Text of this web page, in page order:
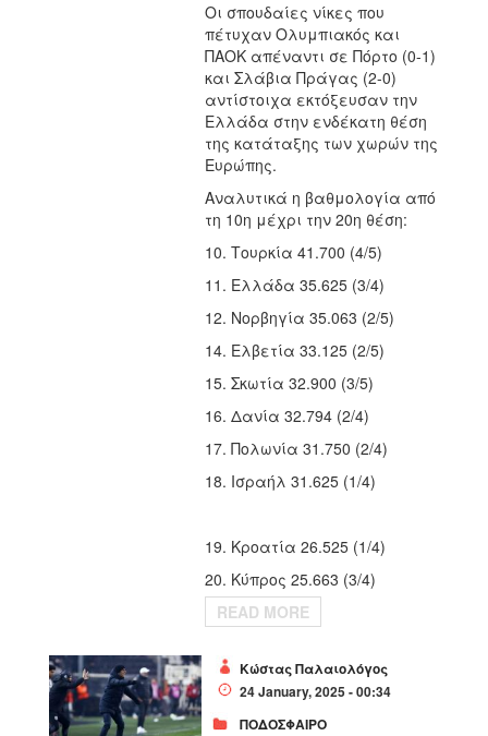
Οι σπουδαίες νίκες που
πέτυχαν Ολυμπιακός και
ΠΑΟΚ απέναντι σε Πόρτο (0-1)
και Σλάβια Πράγας (2-0)
αντίστοιχα εκτόξευσαν την
Ελλάδα στην ενδέκατη θέση
της κατάταξης των χωρών της
Ευρώπης.
Αναλυτικά η βαθμολογία από
τη 10η μέχρι την 20η θέση:
10. Τουρκία 41.700 (4/5)
11. Ελλάδα 35.625 (3/4)
12. Νορβηγία 35.063 (2/5)
14. Ελβετία 33.125 (2/5)
15. Σκωτία 32.900 (3/5)
16. Δανία 32.794 (2/4)
17. Πολωνία 31.750 (2/4)
18. Ισραήλ 31.625 (1/4)
19. Κροατία 26.525 (1/4)
20. Κύπρος 25.663 (3/4)
READ MORE
Κώστας Παλαιολόγος
24 January, 2025 - 00:34
ΠΟΔΟΣΦΑΙΡΟ